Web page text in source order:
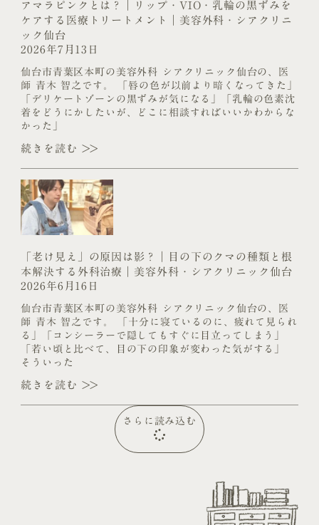
アマラピンクとは？｜リップ・VIO・乳輪の黒ずみを
ケアする医療トリートメント｜美容外科・シアクリニ
ック仙台
2026年7月13日
仙台市青葉区本町の美容外科 シアクリニック仙台の、医
師 青木 智之です。 「唇の色が以前より暗くなってきた」
「デリケートゾーンの黒ずみが気になる」「乳輪の色素沈
着をどうにかしたいが、どこに相談すればいいかわからな
かった」
続きを読む >>
「老け見え」の原因は影？｜目の下のクマの種類と根
本解決する外科治療｜美容外科・シアクリニック仙台
2026年6月16日
仙台市青葉区本町の美容外科 シアクリニック仙台の、医
師 青木 智之です。 「十分に寝ているのに、疲れて見られ
る」「コンシーラーで隠してもすぐに目立ってしまう」
「若い頃と比べて、目の下の印象が変わった気がする」
そういった
続きを読む >>
さらに読み込む